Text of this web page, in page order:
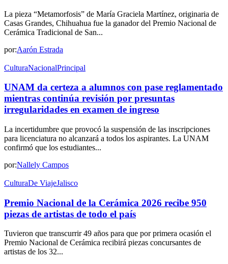
La pieza “Metamorfosis” de María Graciela Martínez, originaria de
Casas Grandes, Chihuahua fue la ganador del Premio Nacional de
Cerámica Tradicional de San...
por:Aarón Estrada
CulturaNacionalPrincipal
UNAM da certeza a alumnos con pase reglamentado
mientras continúa revisión por presuntas
irregularidades en examen de ingreso
La incertidumbre que provocó la suspensión de las inscripciones
para licenciatura no alcanzará a todos los aspirantes. La UNAM
confirmó que los estudiantes...
por:Nallely Campos
CulturaDe ViajeJalisco
Premio Nacional de la Cerámica 2026 recibe 950
piezas de artistas de todo el país
Tuvieron que transcurrir 49 años para que por primera ocasión el
Premio Nacional de Cerámica recibirá piezas concursantes de
artistas de los 32...